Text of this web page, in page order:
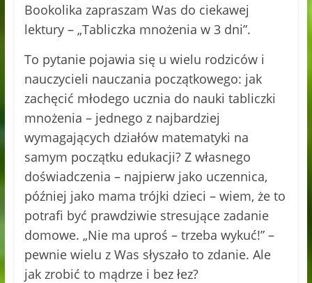
Bookolika zapraszam Was do ciekawej
lektury – „Tabliczka mnożenia w 3 dni”.
To pytanie pojawia się u wielu rodziców i
nauczycieli nauczania początkowego: jak
zachęcić młodego ucznia do nauki tabliczki
mnożenia – jednego z najbardziej
wymagających działów matematyki na
samym początku edukacji? Z własnego
doświadczenia – najpierw jako uczennica,
później jako mama trójki dzieci – wiem, że to
potrafi być prawdziwie stresujące zadanie
domowe. „Nie ma uproś – trzeba wykuć!” –
pewnie wielu z Was słyszało to zdanie. Ale
jak zrobić to mądrze i bez łez?